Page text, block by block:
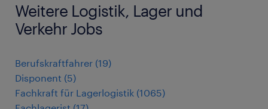
Weitere Logistik, Lager und
Verkehr Jobs
Berufskraftfahrer (19)
Disponent (5)
Fachkraft für Lagerlogistik (1065)